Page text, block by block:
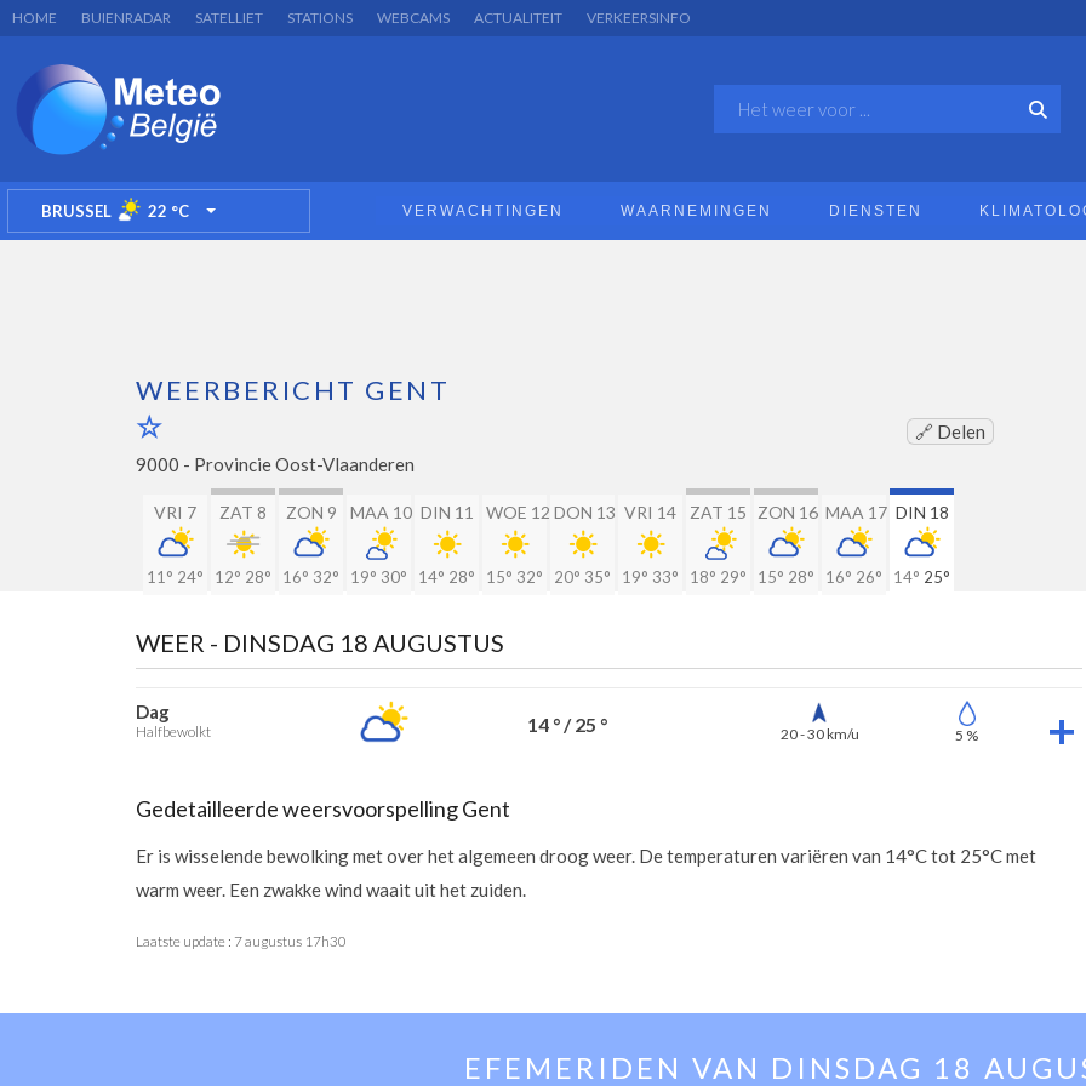
HOME BUIENRADAR SATELLIET STATIONS WEBCAMS ACTUALITEIT VERKEERSINFO
BRUSSEL 22 °C TOGGLE DROPDOWN VERWACHTINGEN WAARNEMINGEN DIENSTEN
WEERBERICHT GENT
🔗 Delen
9000 - Provincie Oost-Vlaanderen
VRI 7
11° 24°
ZAT 8
12° 28°
ZON 9
16° 32°
MAA 10
19° 30°
DIN 11
14° 28°
WOE 12
15° 32°
DON 13
20° 35°
VRI 14
19° 33°
ZAT 15
18° 29°
ZON 16
15° 28°
MAA 17
16° 26°
DIN 18
14° 25°
WEER - DINSDAG 18 AUGUSTUS
Dag
Halfbewolkt 14 ° / 25 ° 20 - 30 km/u 5 %
Gedetailleerde weersvoorspelling Gent
Er is wisselende bewolking met over het algemeen droog weer. De temperaturen variëren van 14°C tot 25°C met
warm weer. Een zwakke wind waait uit het zuiden.
Laatste update : 7 augustus 17h30
EFEMERIDEN VAN DINSDAG 18